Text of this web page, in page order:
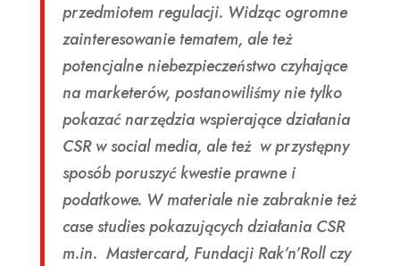
przedmiotem regulacji. Widząc ogromne
zainteresowanie tematem, ale też
potencjalne niebezpieczeństwo czyhające
na marketerów, postanowiliśmy nie tylko
pokazać narzędzia wspierające działania
CSR w social media, ale też w przystępny
sposób poruszyć kwestie prawne i
podatkowe. W materiale nie zabraknie też
case studies pokazujących działania CSR
m.in. Mastercard, Fundacji Rak’n’Roll czy